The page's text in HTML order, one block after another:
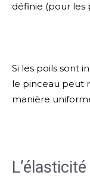
définie (pour les
Si les poils sont
le pinceau peut
manière